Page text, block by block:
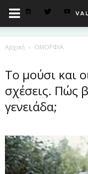
Αρχική ΟΜΟΡΦΙΑ
Το μούσι και
σχέσεις. Πώς
γενειάδα;